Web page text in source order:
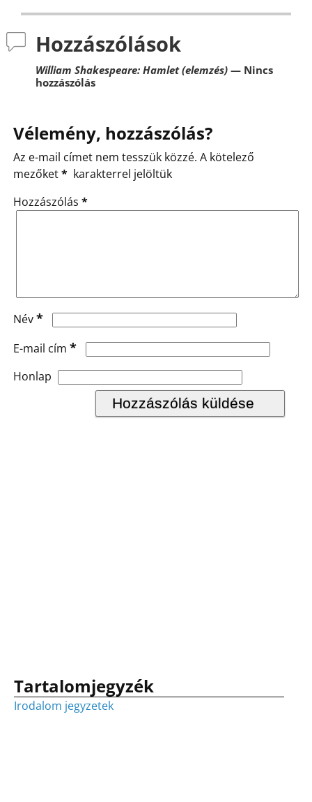
Hozzászólások
William Shakespeare: Hamlet (elemzés)— Nincs
hozzászólás
Vélemény, hozzászólás?
Az e-mail címet nem tesszük közzé. A kötelező
mezőket* karakterrel jelöltük
Hozzászólás *
Név*
E-mail cím *
Honlap
Tartalomjegyzék
Irodalom jegyzetek